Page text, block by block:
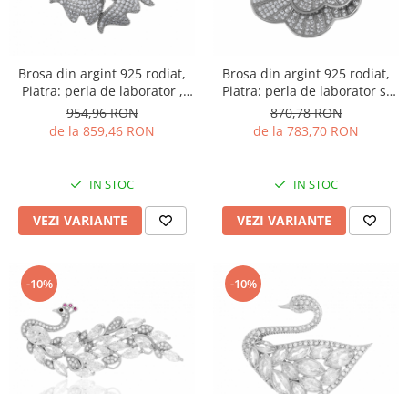
Brosa din argint 925 rodiat,
Piatra: perla de laborator ,
zirconia fatetata si cubic
zirconia, Culoare:
transparent, alb, Sonis Silver
954,96 RON
de la 859,46 RON
IN STOC
VEZI VARIANTE
Brosa din argint 925 rodiat,
Piatra: perla de laborator si
cubic zirconia, Culoare:
transparent si alb, Sonis
Silver
870,78 RON
de la 783,70 RON
IN STOC
VEZI VARIANTE
-10% -10%